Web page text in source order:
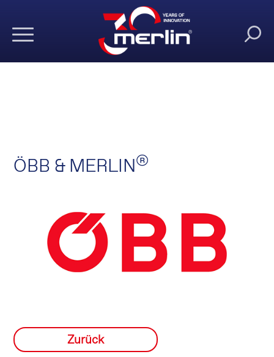
ÖBB & MERLIN®
Zurück